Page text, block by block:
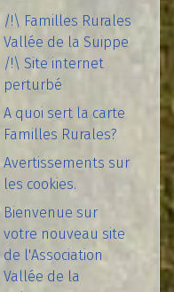
/!\ Familles Rurales
Vallée de la Suippe
/!\ Site internet
perturbé
A quoi sert la carte
Familles Rurales?
Avertissements sur
les cookies.
Bienvenue sur
votre nouveau site
de l'Association
Vallée de la